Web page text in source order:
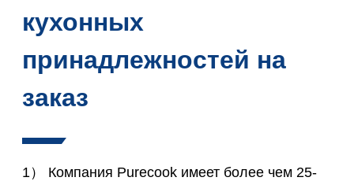
кухонных
принадлежностей на
заказ
1） Компания Purecook имеет более чем 25-